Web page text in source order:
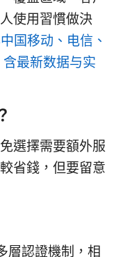
使用習慣做決
国移动、电信、
最新数据与实
選擇需要額外服
省錢，但要留意
層認證機制，相